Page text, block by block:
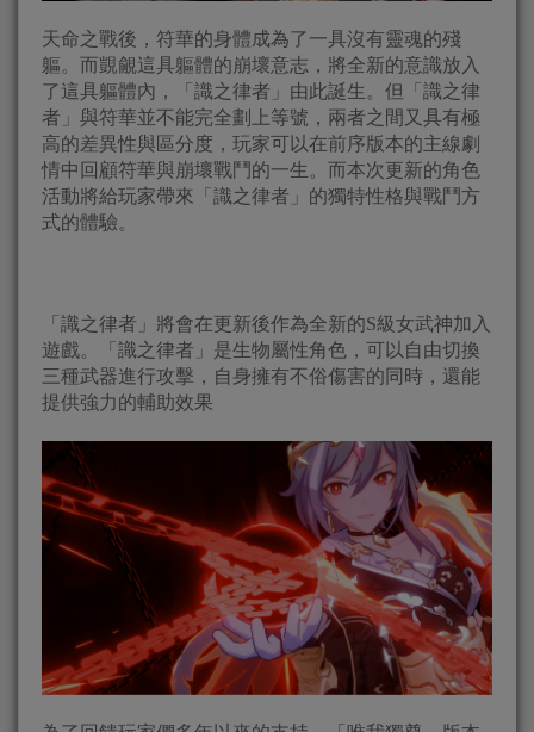
天命之戰後，符華的身體成為了一具沒有靈魂的殘
軀。而覬覦這具軀體的崩壞意志，將全新的意識放入
了這具軀體內，「識之律者」由此誕生。但「識之律
者」與符華並不能完全劃上等號，兩者之間又具有極
高的差異性與區分度，玩家可以在前序版本的主線劇
情中回顧符華與崩壞戰鬥的一生。而本次更新的角色
活動將給玩家帶來「識之律者」的獨特性格與戰鬥方
式的體驗。
「識之律者」將會在更新後作為全新的S級女武神加入
遊戲。「識之律者」是生物屬性角色，可以自由切換
三種武器進行攻擊，自身擁有不俗傷害的同時，還能
提供強力的輔助效果